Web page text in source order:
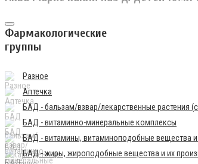
Фармакологические
группы
Разное
Аптечка
БАД - бальзам/взвар/лекарственные растения
БАД - витаминно-минеральные комплексы
БАД - витамины, витаминоподобные вещества
БАД - жиры, жироподобные вещества и их